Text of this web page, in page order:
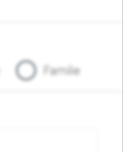
Familie